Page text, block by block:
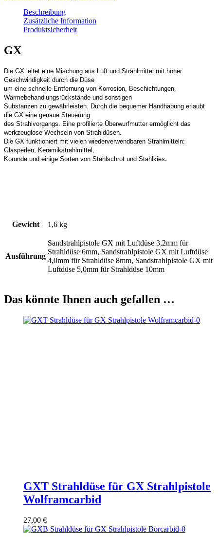
Beschreibung
Zusätzliche Information
Produktsicherheit
GX
Die GX leitet eine Mischung aus Luft und Strahlmittel mit hoher
Geschwindigkeit durch die Düse
um eine schnelle Entfernung von Korrosion, Beschichtungen,
Wärmebehandlungsrückstände und sonstigen
Substanzen zu gewährleisten. Durch die bequemer Handhabung erlaubt
die GX eine genaue Steuerung
des Strahlvorgangs. Eine profilierte Überwurfmutter ermöglicht das
werkzeuglose Wechseln von Strahldüsen.
Die GX funktioniert mit vielen wiederverwendbaren Strahlmitteln:
Glasperlen, Keramikstrahlmittel,
Korunde und einige Sorten von Stahlschrot und Stahlkies.
Gewicht 1,6 kg
Ausführung
Sandstrahlpistole GX mit Luftdüse 3,2mm für
Strahldüse 6mm, Sandstrahlpistole GX mit Luftdüse
4,0mm für Strahldüse 8mm, Sandstrahlpistole GX mit
Luftdüse 5,0mm für Strahldüse 10mm
Das könnte Ihnen auch gefallen …
GXT Strahldüse für GX Strahlpistole
Wolframcarbid
27,00 €